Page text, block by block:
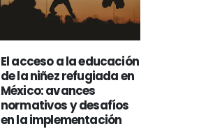
El acceso a la educación
de la niñez refugiada en
México: avances
normativos y desafíos
en la implementación